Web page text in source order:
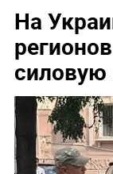
На